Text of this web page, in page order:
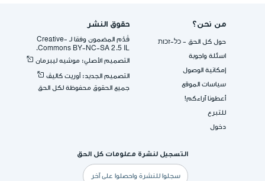
من نحن؟
حول كل الحق - כל-זכות
اسئلة واجوبة
إمكانية الوصول
سياسات الموقع
أعطونا آراءكم!
للتبرع
دخول
حقوق النشر
قُدِّم المضمون وفقا لـ -Creative
Commons BY-NC-SA 2.5 IL.
التصميم الأصلي: موشيه ليبرمان
التصميم الجديد: أوريت كاليڤ
جميع الحقوق محفوظة لكل الحق
التسجيل لنشرة معلومات كل الحق
البريد
الإلكتروني